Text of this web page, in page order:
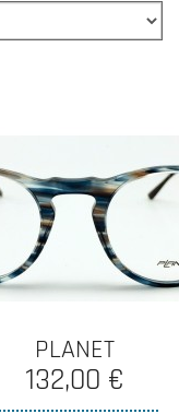
PLANET
132,00 €